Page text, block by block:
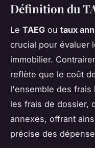
Définition du
Le TAEG ou taux
crucial pour évaluer
immobilier.
reflète que le coût
l'ensemble des frais
les frais de dossier,
annexes, offrant
précise des